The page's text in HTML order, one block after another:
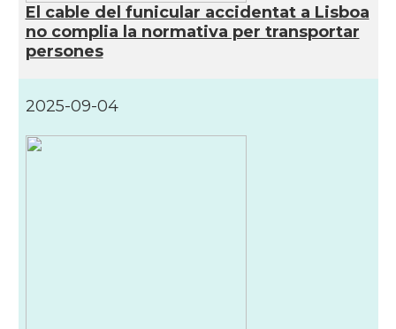
El cable del funicular accidentat a Lisboa
no complia la normativa per transportar
persones
2025-09-04